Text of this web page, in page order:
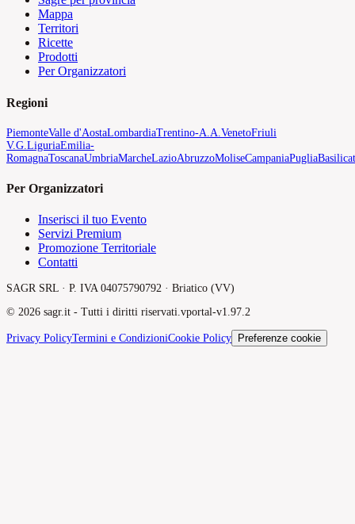
Mappa
Territori
Ricette
Prodotti
Per Organizzatori
Regioni
PiemonteValle d'AostaLombardiaTrentino-A.A. VenetoFriuli
V.G. LiguriaEmilia-
RomagnaToscanaUmbriaMarcheLazioAbruzzoMoliseCampaniaPuglia
Per Organizzatori
Inserisci il tuo Evento
Servizi Premium
Promozione Territoriale
Contatti
SAGR SRL · P. IVA 04075790792 · Briatico (VV)
© 2026 sagr.it - Tutti i diritti riservati.vportal-v1.97.2
Privacy PolicyTermini e CondizioniCookie Policy Preferenze cookie